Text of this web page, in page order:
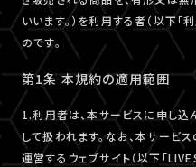
いいます。）を利用する者（以下「
のです。
第1条 本規約の適用範囲
1.利用者は、本サービスに申し込
して扱われます。なお、本サービ
運営するウェブサイト（以下「